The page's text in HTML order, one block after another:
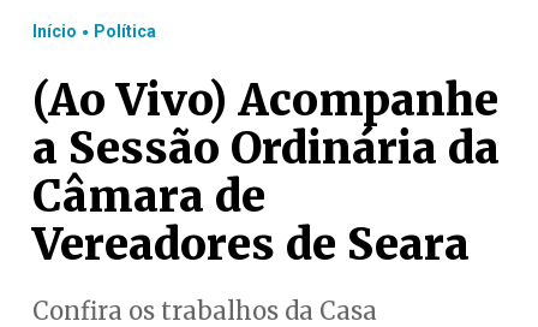
Início . Política
(Ao Vivo) Acompanhe
a Sessão Ordinária da
Câmara de
Vereadores de Seara
Confira os trabalhos da Casa